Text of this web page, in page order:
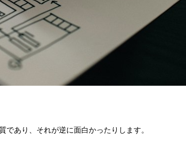
あり、それが逆に面白かったりします。